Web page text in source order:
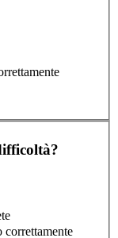
correttamente